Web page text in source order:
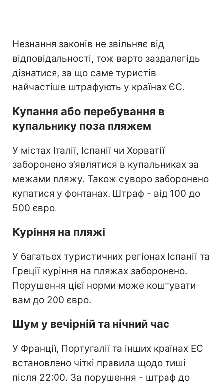
Незнання законів не звільняє від
відповідальності, тож варто заздалегідь
дізнатися, за що саме туристів
найчастіше штрафують у країнах ЄС.
Купання або перебування в
купальнику поза пляжем
У містах Італії, Іспанії чи Хорватії
заборонено з’являтися в купальниках за
межами пляжу. Також суворо заборонено
купатися у фонтанах. Штраф - від 100 до
500 євро.
Куріння на пляжі
У багатьох туристичних регіонах Іспанії та
Греції куріння на пляжах заборонено.
Порушення цієї норми може коштувати
вам до 200 євро.
Шум у вечірній та нічний час
У Франції, Португалії та інших країнах ЕС
встановлено чіткі правила щодо тиші
після 22:00. За порушення - штраф до